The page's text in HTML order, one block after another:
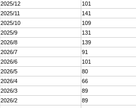
2025/12
101
2025/11
141
2025/10
109
2025/9
131
2026/8
139
2026/7
91
2026/6
101
2026/5
80
2026/4
66
2026/3
89
2026/2
89